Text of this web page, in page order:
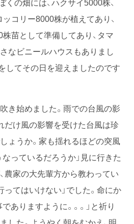
コリー8000株が植えてあり、
苗として準備してあり、タマ
なビニールハウスもありまし
してその日を迎えましたのです
き始めました。雨での台風の影
だけ風の影響を受けた台風は珍
ょうか。家も揺れるほどの突風
なっているだろうか」見に行きた
農家の大先輩方から教わってい
ってはいけない」でした。命にか
ありますように。。。」と祈り